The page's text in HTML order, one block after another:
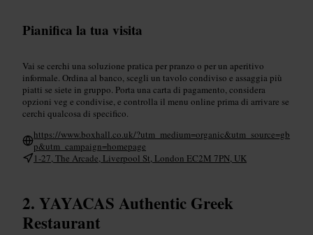
Pianifica la tua visita
Vai se cerchi una soluzione pratica per pranzo o per un aperitivo
informale. Ordina al banco, scegli un tavolo condiviso e assaggia più
piatti se siete in gruppo. Porta una carta di pagamento, considera
opzioni veg e condivise, e controlla il menu online prima di arrivare se
cerchi qualcosa di specifico.
https://www.boxhall.co.uk/?utm_medium=organic&utm_source=gb
p&utm_campaign=homepage
1-27, The Arcade, Liverpool St, London EC2M 7PN, UK
YAYACAS Authentic Greek
Restaurant